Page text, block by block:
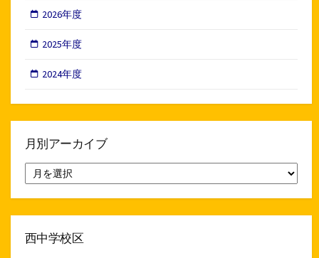
2026年度
2025年度
2024年度
月別アーカイブ
別
ア
イ
西中学校区